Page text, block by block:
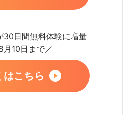
30日間無料体験に増量
月10日まで／
はこちら